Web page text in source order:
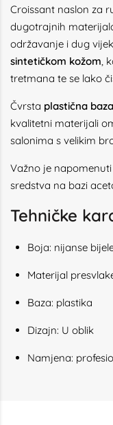
Croissant naslon za
dugotrajnih
održavanje i dug
sintetičkom kožom,
tretmana te se lako
Čvrsta plastična baza
kvalitetni materijali
salonima s velikim
Važno je
sredstva na bazi
Tehničke
Boja: nijanse
Materijal
Baza: plastika
Dizajn: U oblik
Namjena: